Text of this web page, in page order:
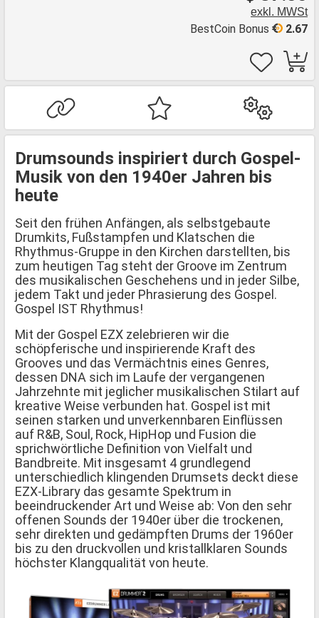
exkl. MWSt
2.67
BestCoin Bonus
Drumsounds inspiriert durch Gospel-
Musik von den 1940er Jahren bis
heute
Seit den frühen Anfängen, als selbstgebaute
Drumkits, Fußstampfen und Klatschen die
Rhythmus-Gruppe in den Kirchen darstellten, bis
zum heutigen Tag steht der Groove im Zentrum
des musikalischen Geschehens und in jeder Silbe,
jedem Takt und jeder Phrasierung des Gospel.
Gospel IST Rhythmus!
Mit der Gospel EZX zelebrieren wir die
schöpferische und inspirierende Kraft des
Grooves und das Vermächtnis eines Genres,
dessen DNA sich im Laufe der vergangenen
Jahrzehnte mit jeglicher musikalischen Stilart auf
kreative Weise verbunden hat. Gospel ist mit
seinen starken und unverkennbaren Einflüssen
auf R&B, Soul, Rock, HipHop und Fusion die
sprichwörtliche Definition von Vielfalt und
Bandbreite. Mit insgesamt 4 grundlegend
unterschiedlich klingenden Drumsets deckt diese
EZX-Library das gesamte Spektrum in
beeindruckender Art und Weise ab: Von den sehr
offenen Sounds der 1940er über die trockenen,
sehr direkten und gedämpften Drums der 1960er
bis zu den druckvollen und kristallklaren Sounds
höchster Klangqualität von heute.